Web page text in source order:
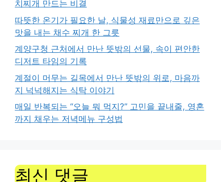
치찌개 만드는 비결
따뜻한 온기가 필요한 날, 식물성 재료만으로 깊은
맛을 내는 채수 찌개 한 그릇
계양구청 근처에서 만난 뜻밖의 선물, 속이 편안한
디저트 타임의 기록
계절이 머무는 길목에서 만난 뜻밖의 위로, 마음까
지 넉넉해지는 식탁 이야기
매일 반복되는 “오늘 뭐 먹지?” 고민을 끝내줄, 영혼
까지 채우는 저녁메뉴 구성법
최신 댓글